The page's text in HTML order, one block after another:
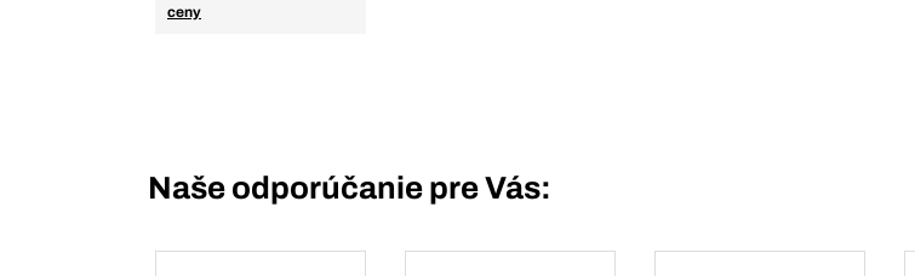
ceny
Naše odporúčanie pre Vás: